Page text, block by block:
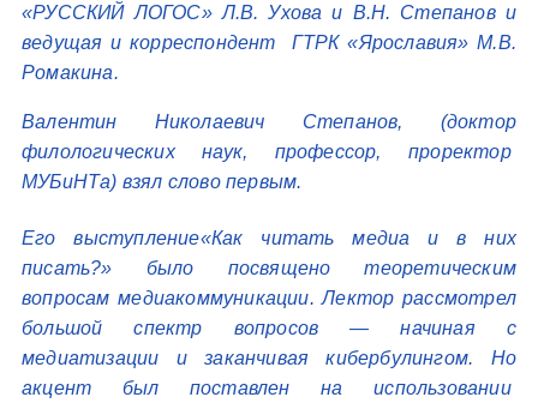
«РУССКИЙ ЛОГОС» Л.В. Ухова и В.Н. Степанов и
ведущая и корреспондент ГТРК «Ярославия» М.В.
Ромакина.
Валентин Николаевич Степанов, (доктор
филологических наук, профессор, проректор
МУБиНТа) взял слово первым.
Его выступление«Как читать медиа и в них
писать?» было посвящено теоретическим
вопросам медиакоммуникации. Лектор рассмотрел
большой спектр вопросов — начиная с
медиатизации и заканчивая кибербулингом. Но
акцент был поставлен на использовании